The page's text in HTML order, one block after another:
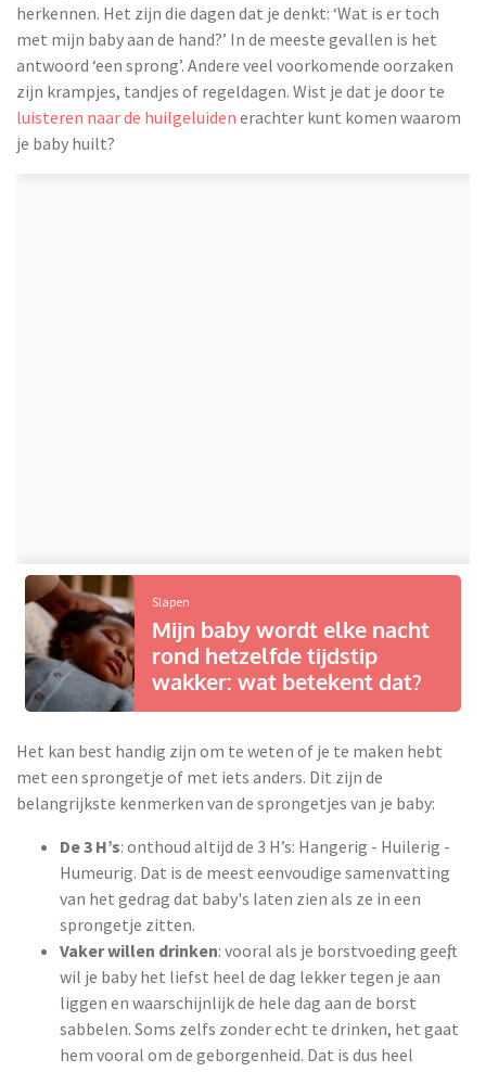
herkennen. Het zijn die dagen dat je denkt: ‘Wat is er toch
met mijn baby aan de hand?’ In de meeste gevallen is het
antwoord ‘een sprong’. Andere veel voorkomende oorzaken
zijn krampjes, tandjes of regeldagen. Wist je dat je door te
luisteren naar de huilgeluiden erachter kunt komen waarom
je baby huilt?
Slapen
Mijn baby wordt elke nacht
rond hetzelfde tijdstip
wakker: wat betekent dat?
Het kan best handig zijn om te weten of je te maken hebt
met een sprongetje of met iets anders. Dit zijn de
belangrijkste kenmerken van de sprongetjes van je baby:
De 3 H’s: onthoud altijd de 3 H’s: Hangerig - Huilerig -
Humeurig. Dat is de meest eenvoudige samenvatting
van het gedrag dat baby's laten zien als ze in een
sprongetje zitten.
Vaker willen drinken: vooral als je borstvoeding geeft,
wil je baby het liefst heel de dag lekker tegen je aan
liggen en waarschijnlijk de hele dag aan de borst
sabbelen. Soms zelfs zonder echt te drinken, het gaat
hem vooral om de geborgenheid. Dat is dus heel